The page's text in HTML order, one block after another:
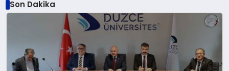
Son Dakika